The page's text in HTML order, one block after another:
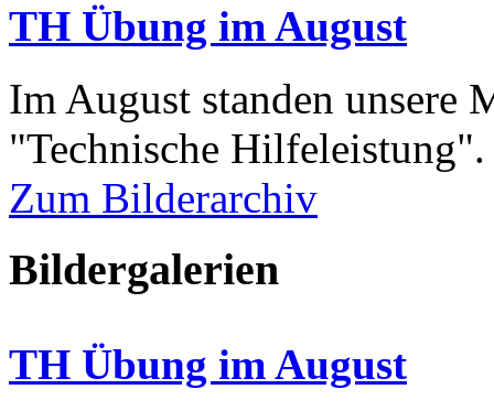
TH Übung im August
Im August standen unsere
"Technische
Zum Bilderarchiv
Bildergalerien
TH Übung im August